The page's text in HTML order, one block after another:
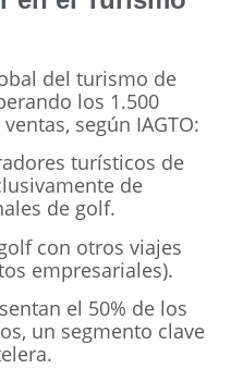
del turismo de
los 1.500
según IAGTO:
turísticos de
de
de golf.
con otros viajes
empresariales).
el 50% de los
un segmento clave